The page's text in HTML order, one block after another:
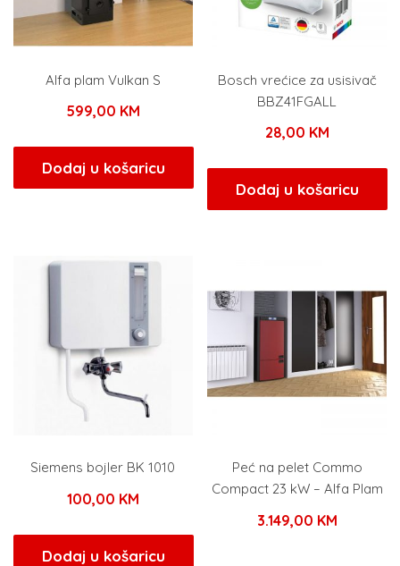
Alfa plam Vulkan S
599,00 KM
Dodaj u košaricu
Bosch vrećice za usisivač
BBZ41FGALL
28,00 KM
Dodaj u košaricu
Siemens bojler BK 1010
100,00 KM
Dodaj u košaricu
Peć na pelet Commo
Compact 23 kW – Alfa Plam
3.149,00 KM